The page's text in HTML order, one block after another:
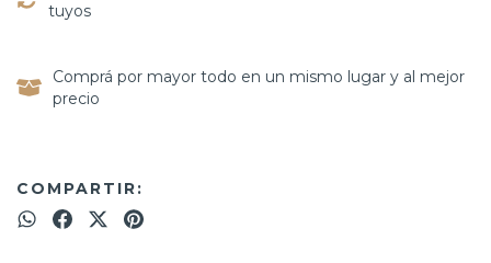
tuyos
Comprá por mayor todo en un mismo lugar y al mejor
precio
COMPARTIR: